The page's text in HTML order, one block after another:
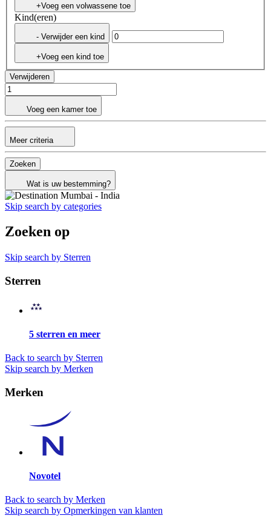
+Voeg een volwassene toe
Kind(eren)
- Verwijder een kind
+Voeg een kind toe
Verwijderen
Voeg een kamer toe
Meer criteria
Zoeken
Wat is uw bestemming?
Skip search by categories
Zoeken op
Skip search by Sterren
Sterren
5 sterren en meer
Back to search by Sterren
Skip search by Merken
Merken
Novotel
Back to search by Merken
Skip search by Opmerkingen van klanten